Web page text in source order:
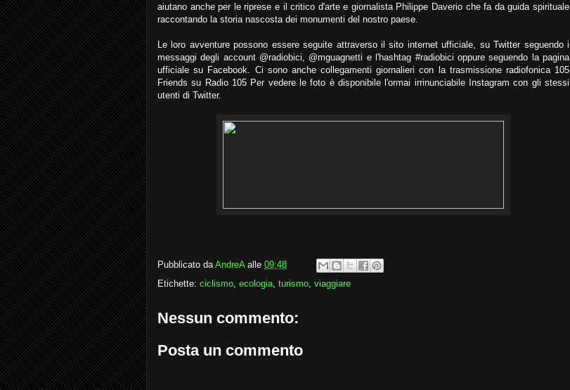
aiutano anche per le riprese e il critico d'arte e giornalista Philippe Daverio che fa da guida spirituale
raccontando la storia nascosta dei monumenti del nostro paese.
Le loro avventure possono essere seguite attraverso il sito internet ufficiale, su Twitter seguendo i
messaggi degli account @radiobici, @mguagnetti e l'hashtag #radiobici oppure seguendo la pagina
ufficiale su Facebook. Ci sono anche collegamenti giornalieri con la trasmissione radiofonica 105
Friends su Radio 105 Per vedere le foto è disponibile l'ormai irrinunciabile Instagram con gli stessi
utenti di Twitter.
Pubblicato daAndreA alle 09:48
Etichette: ciclismo, ecologia, turismo, viaggiare
Nessun commento:
Posta un commento